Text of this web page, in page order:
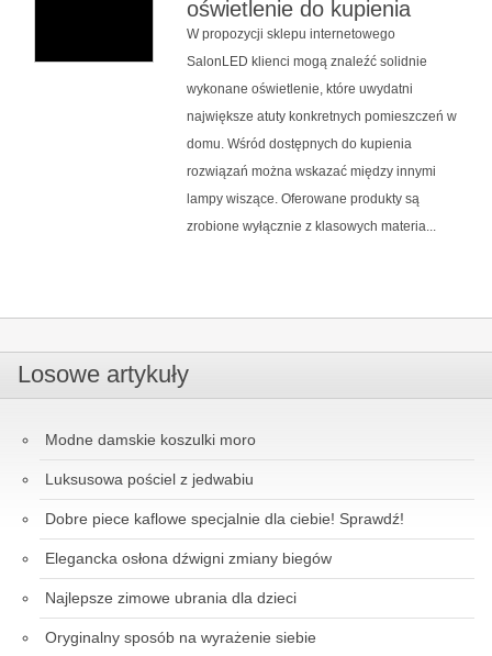
oświetlenie do kupienia
W propozycji sklepu internetowego
SalonLED klienci mogą znaleźć solidnie
wykonane oświetlenie, które uwydatni
największe atuty konkretnych pomieszczeń w
domu. Wśród dostępnych do kupienia
rozwiązań można wskazać między innymi
lampy wiszące. Oferowane produkty są
zrobione wyłącznie z klasowych materia...
Losowe artykuły
Modne damskie koszulki moro
Luksusowa pościel z jedwabiu
Dobre piece kaflowe specjalnie dla ciebie! Sprawdź!
Elegancka osłona dźwigni zmiany biegów
Najlepsze zimowe ubrania dla dzieci
Oryginalny sposób na wyrażenie siebie